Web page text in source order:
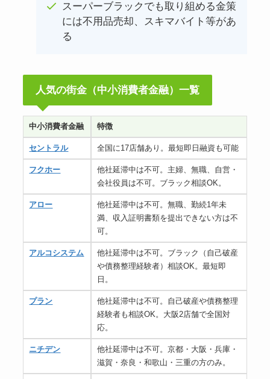
スーパーブラックでも取り組める金策
には不用品売却、スキマバイト等があ
る
人気の街金（中小消費者金融）一覧
中小消費者金融 特徴
セントラル 全国に17店舗あり。最短即日融資も可能
フクホー
他社延滞中は不可。主婦、無職、自営・
会社役員は不可。ブラック相談OK。
アロー
他社延滞中は不可。無職、勤続1年未
満、収入証明書類を提出できない方は不
可。
アルコシステム
他社延滞中は不可。ブラック（自己破産
や債務整理経験者）相談OK。最短即
日。
プラン
他社延滞中は不可。自己破産や債務整理
経験者も相談OK。大阪2店舗で全国対
応。
ニチデン
他社延滞中は不可。京都・大阪・兵庫・
滋賀・奈良・和歌山・三重の方のみ。